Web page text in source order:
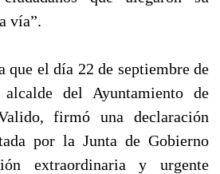
vía”.
que el día 22 de septiembre de
del Ayuntamiento de
firmó una declaración
por la Junta de Gobierno
extraordinaria y urgente